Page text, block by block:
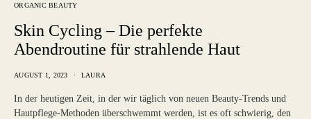
ORGANIC BEAUTY
Skin Cycling – Die perfekte
Abendroutine für strahlende Haut
AUGUST 1, 2023 LAURA
In der heutigen Zeit, in der wir täglich von neuen Beauty-Trends und
Hautpflege-Methoden überschwemmt werden, ist es oft schwierig, den